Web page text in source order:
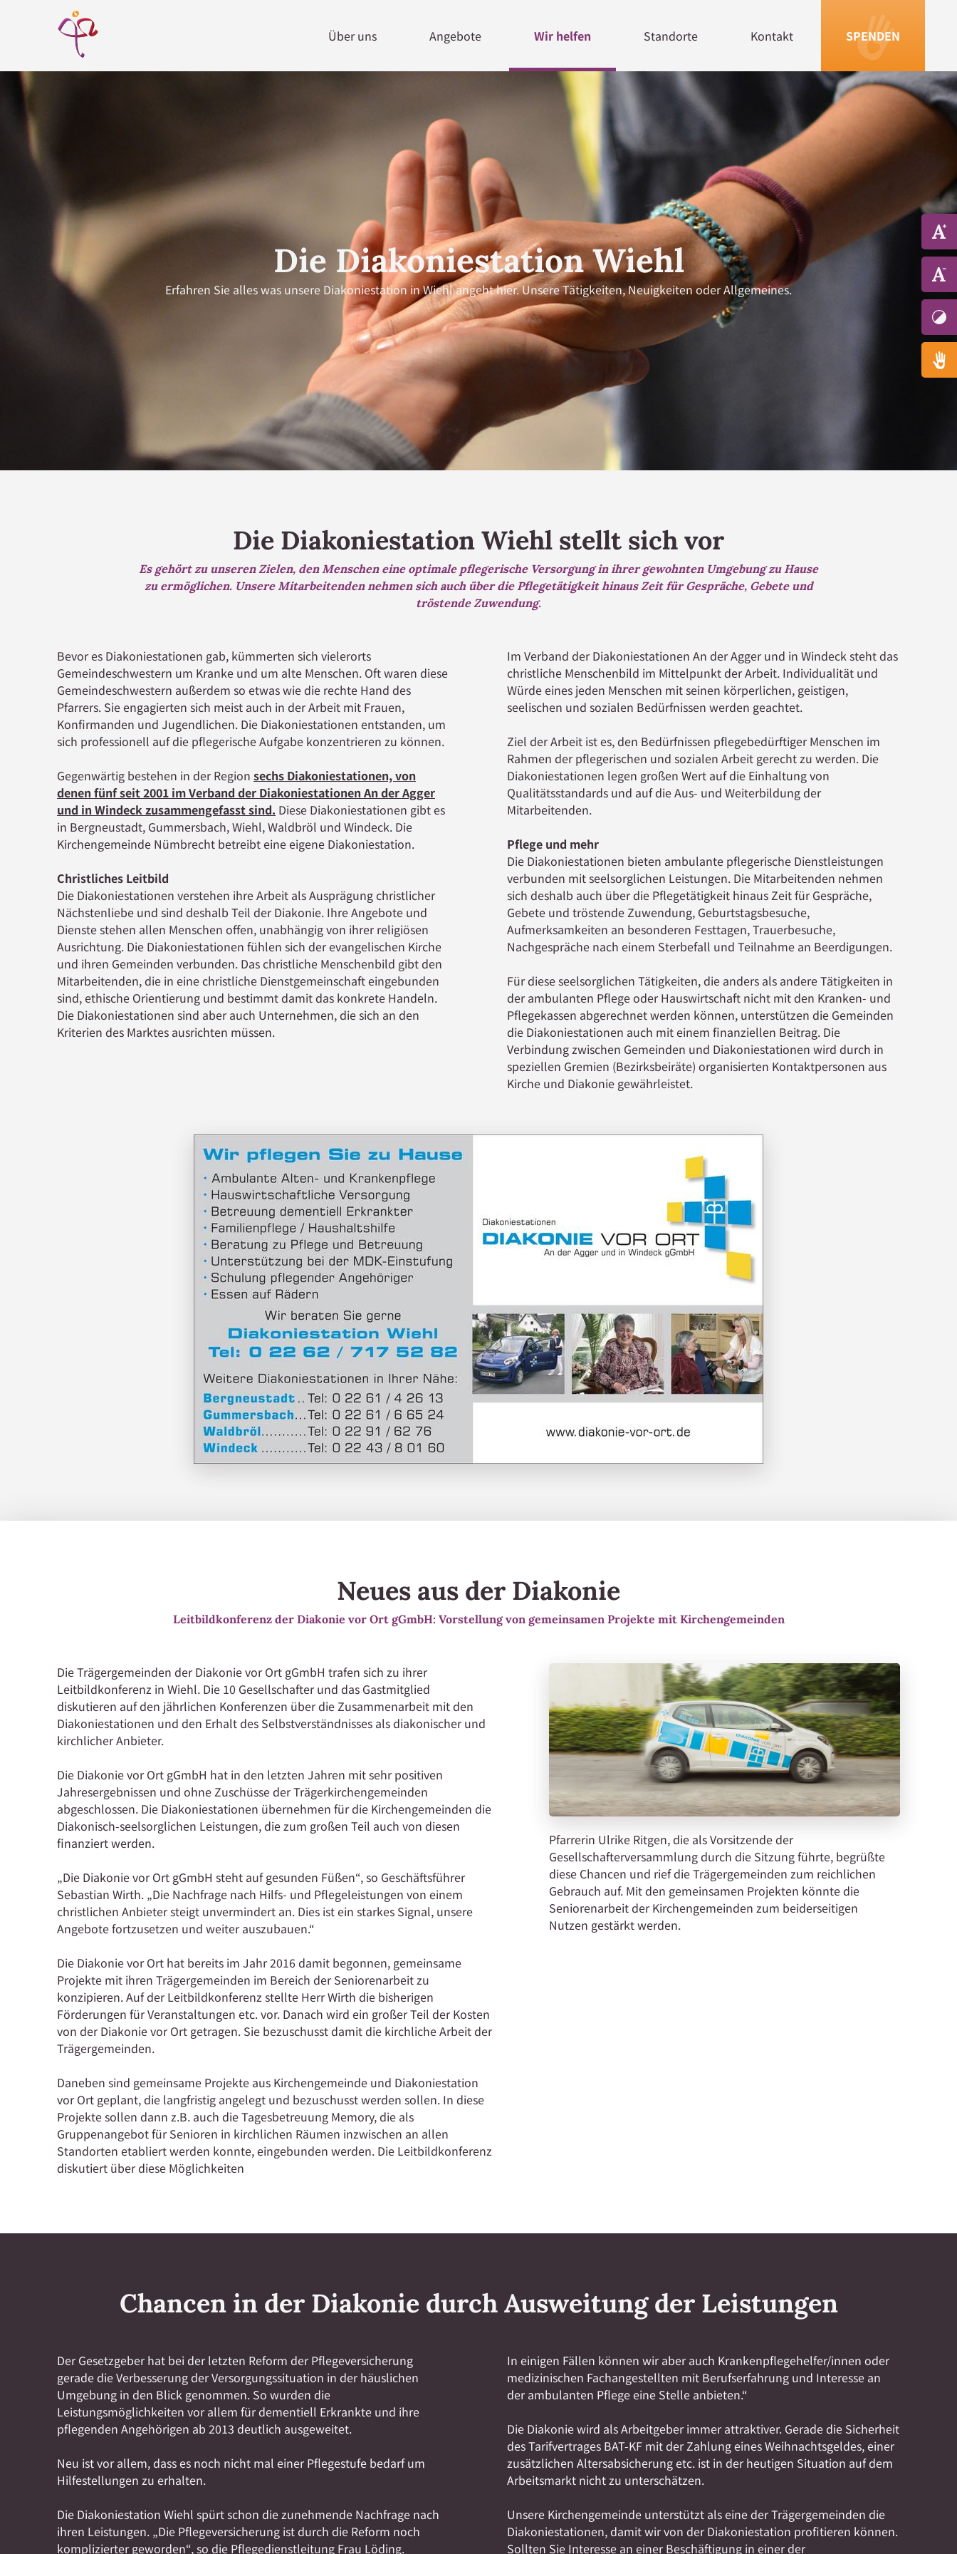
Über uns Angebote Wir helfen Standorte Kontakt SPENDEN
Die Diakoniestation Wiehl
Erfahren Sie alles was unsere Diakoniestation in Wiehl angeht hier. Unsere Tätigkeiten, Neuigkeiten oder Allgemeines.
Die Diakoniestation Wiehl stellt sich vor
Es gehört zu unseren Zielen, den Menschen eine optimale pflegerische Versorgung in ihrer gewohnten Umgebung zu Hause
zu ermöglichen. Unsere Mitarbeitenden nehmen sich auch über die Pflegetätigkeit hinaus Zeit für Gespräche, Gebete und
tröstende Zuwendung.
Bevor es Diakoniestationen gab, kümmerten sich vielerorts
Gemeindeschwestern um Kranke und um alte Menschen. Oft waren die­se
Gemeindeschwestern außerdem so etwas wie die rechte Hand des
Pfarrers. Sie engagierten sich meist auch in der Arbeit mit Frauen,
Konfirmanden und Jugendlichen. Die Diakoniestationen entstanden, um
sich professionell auf die pflegerische Aufgabe konzentrieren zu können.
Gegenwärtig bestehen in der Region sechs Diakoniestationen, von
denen fünf seit 2001 im Verband der Diakoniestatio­nen An der Agger
und in Windeck zusammengefasst sind. Diese Diakonie­stationen gibt es
in Bergneustadt, Gummersbach, Wiehl, Waldbröl und Windeck. Die
Kirchengemeinde Nümbrecht betreibt eine eigene Diakoniestation.
Christliches Leitbild
Die Diakoniestationen verstehen ihre Arbeit als Ausprägung christlicher
Nächstenliebe und sind deshalb Teil der Diakonie. Ihre Angebote und
Dienste stehen allen Menschen offen, unabhängig von ihrer religiösen
Ausrichtung. Die Diakoniestationen fühlen sich der evangelischen Kirche
und ihren Gemeinden verbunden. Das christliche Menschenbild gibt den
Mitarbeitenden, die in eine christliche Dienstgemeinschaft eingebunden
sind, ethische Orientierung und bestimmt damit das konkrete Handeln.
Die Diakoniestationen sind aber auch Unternehmen, die sich an den
Kriterien des Marktes ausrichten müssen.
Im Verband der Diakoniestationen An der Agger und in Windeck steht das
christliche Menschenbild im Mittelpunkt der Arbeit. Individualität und
Würde eines jeden Menschen mit seinen körperlichen, geistigen,
seelischen und sozialen Bedürfnissen werden geachtet.
Ziel der Arbeit ist es, den Bedürfnissen pflege­bedürftiger Menschen im
Rahmen der pflegerischen und sozialen Arbeit gerecht zu werden. Die
Diakoniestationen legen großen Wert auf die Einhaltung von
Qualitätsstandards und auf die Aus- und Weiterbildung der
Mitarbeitenden.
Pflege und mehr
Die Diakoniestationen bieten ambulante pflegerische Dienstleistungen
verbunden mit seelsorglichen Leistungen. Die Mitarbeitenden nehmen
sich deshalb auch über die Pflegetätigkeit hinaus Zeit für Gespräche,
Gebete und tröstende Zuwendung, Geburtstagsbesuche,
Aufmerksamkeiten an besonderen Festtagen, Trauerbesuche,
Nachgespräche nach einem Sterbefall und Teilnahme an Beerdigungen.
Für diese seelsorglichen Tätigkeiten, die anders als andere Tätigkeiten in
der ambulanten Pflege oder Hauswirtschaft nicht mit den Kranken- und
Pflegekassen abgerechnet werden können, unterstützen die Gemeinden
die Diakoniestationen auch mit einem finanziellen Beitrag. Die
Verbindung zwischen Gemeinden und Diakoniestationen wird durch in
speziellen Gremien (Bezirksbeiräte) organisierten Kontaktpersonen aus
Kirche und Diakonie gewährleistet.
Neues aus der Diakonie
Leitbildkonferenz der Diakonie vor Ort gGmbH: Vorstellung von gemeinsamen Projekte mit Kirchengemeinden
Die Trägergemeinden der Diakonie vor Ort gGmbH trafen sich zu ihrer
Leitbildkonferenz in Wiehl. Die 10 Gesellschafter und das Gastmitglied
diskutieren auf den jährlichen Konferenzen über die Zusammenarbeit mit den
Diakoniestationen und den Erhalt des Selbstverständnisses als diakonischer und
kirchlicher Anbieter.
Die Diakonie vor Ort gGmbH hat in den letzten Jahren mit sehr positiven
Jahresergebnissen und ohne Zuschüsse der Trägerkirchengemeinden
abgeschlossen. Die Diakoniestationen übernehmen für die Kirchengemeinden die
Diakonisch-seelsorglichen Leistungen, die zum großen Teil auch von diesen
finanziert werden.
„Die Diakonie vor Ort gGmbH steht auf gesunden Füßen“, so Geschäftsführer
Sebastian Wirth. „Die Nachfrage nach Hilfs- und Pflegeleistungen von einem
christlichen Anbieter steigt unvermindert an. Dies ist ein starkes Signal, unsere
Angebote fortzusetzen und weiter auszubauen.“
Die Diakonie vor Ort hat bereits im Jahr 2016 damit begonnen, gemeinsame
Projekte mit ihren Trägergemeinden im Bereich der Seniorenarbeit zu
konzipieren. Auf der Leitbildkonferenz stellte Herr Wirth die bisherigen
Förderungen für Veranstaltungen etc. vor. Danach wird ein großer Teil der Kosten
von der Diakonie vor Ort getragen. Sie bezuschusst damit die kirchliche Arbeit der
Trägergemeinden.
Daneben sind gemeinsame Projekte aus Kirchengemeinde und Diakoniestation
vor Ort geplant, die langfristig angelegt und bezuschusst werden sollen. In diese
Projekte sollen dann z.B. auch die Tagesbetreuung Memory, die als
Gruppenangebot für Senioren in kirchlichen Räumen inzwischen an allen
Standorten etabliert werden konnte, eingebunden werden. Die Leitbildkonferenz
diskutiert über diese Möglichkeiten
Pfarrerin Ulrike Ritgen, die als Vorsitzende der
Gesellschafterversammlung durch die Sitzung führte, begrüßte
diese Chancen und rief die Trägergemeinden zum reichlichen
Gebrauch auf. Mit den gemeinsamen Projekten könnte die
Seniorenarbeit der Kirchengemeinden zum beiderseitigen
Nutzen gestärkt werden.
Chancen in der Diakonie durch Ausweitung der Leistungen
Der Gesetzgeber hat bei der letzten Reform der Pflegeversicherung
gerade die Verbesserung der Versorgungssituation in der häuslichen
Umgebung in den Blick genommen. So wurden die
Leistungsmöglichkeiten vor allem für dementiell Erkrankte und ihre
pflegenden Angehörigen ab 2013 deutlich ausgeweitet.
Neu ist vor allem, dass es noch nicht mal einer Pflegestufe bedarf um
Hilfestellungen zu erhalten.
Die Diakoniestation Wiehl spürt schon die zunehmende Nachfrage nach
ihren Leistungen. „Die Pflegeversicherung ist durch die Reform noch
komplizierter geworden“, so die Pflegedienstleitung Frau Löding.
In einigen Fällen können wir aber auch Krankenpflegehelfer/innen oder
medizinischen Fachangestellten mit Berufserfahrung und Interesse an
der ambulanten Pflege eine Stelle anbieten.“
Die Diakonie wird als Arbeitgeber immer attraktiver. Gerade die Sicherheit
des Tarifvertrages BAT-KF mit der Zahlung eines Weihnachtsgeldes, einer
zusätzlichen Altersabsicherung etc. ist in der heutigen Situation auf dem
Arbeitsmarkt nicht zu unterschätzen.
Unsere Kirchengemeinde unterstützt als eine der Trägergemeinden die
Diakoniestationen, damit wir von der Diakoniestation profitieren können.
Sollten Sie Interesse an einer Beschäftigung in einer der